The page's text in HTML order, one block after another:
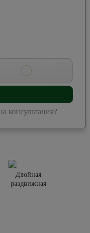
консультация?
Двойная
раздвижная